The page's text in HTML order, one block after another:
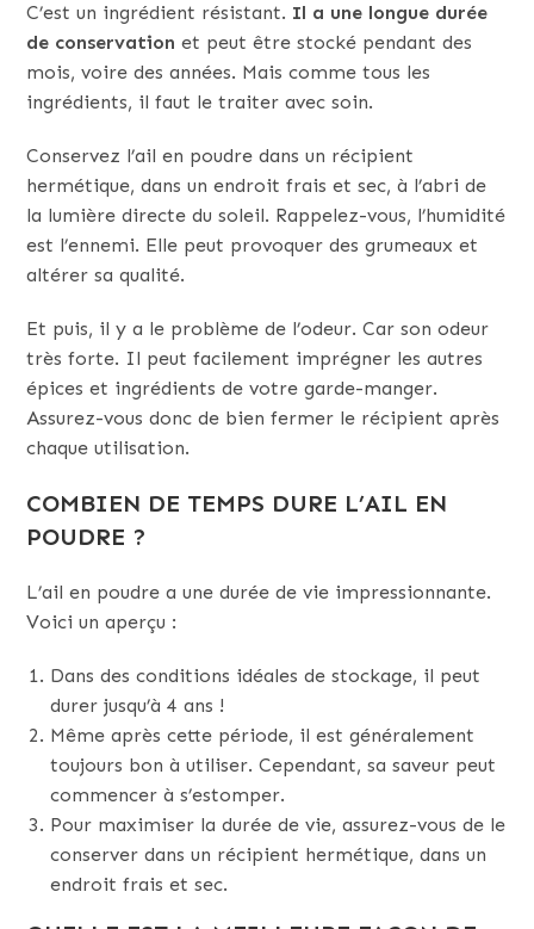
C’est un ingrédient résistant. Il a une longue durée
de conservation et peut être stocké pendant des
mois, voire des années. Mais comme tous les
ingrédients, il faut le traiter avec soin.
Conservez l’ail en poudre dans un récipient
hermétique, dans un endroit frais et sec, à l’abri de
la lumière directe du soleil. Rappelez-vous, l’humidité
est l’ennemi. Elle peut provoquer des grumeaux et
altérer sa qualité.
Et puis, il y a le problème de l’odeur. Car son odeur
très forte. Il peut facilement imprégner les autres
épices et ingrédients de votre garde-manger.
Assurez-vous donc de bien fermer le récipient après
chaque utilisation.
COMBIEN DE TEMPS DURE L’AIL EN
POUDRE ?
L’ail en poudre a une durée de vie impressionnante.
Voici un aperçu :
Dans des conditions idéales de stockage, il peut
durer jusqu’à 4 ans !
Même après cette période, il est généralement
toujours bon à utiliser. Cependant, sa saveur peut
commencer à s’estomper.
Pour maximiser la durée de vie, assurez-vous de le
conserver dans un récipient hermétique, dans un
endroit frais et sec.